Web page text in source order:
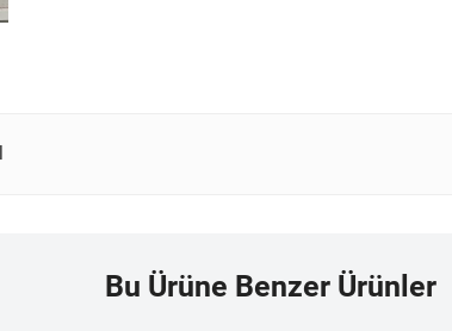
Bu Ürüne Benzer Ürünler